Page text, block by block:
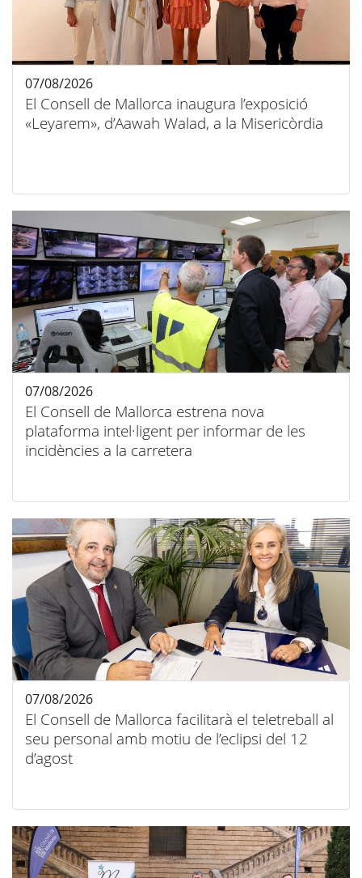
El Consell de Mallorca inaugura l’exposició
«Leyarem», d’Aawah Walad, a la Misericòrdia
07/08/2026
El Consell de Mallorca estrena nova
plataforma intel·ligent per informar de les
incidències a la carretera
07/08/2026
El Consell de Mallorca facilitarà el teletreball al
seu personal amb motiu de l’eclipsi del 12
d’agost
07/08/2026